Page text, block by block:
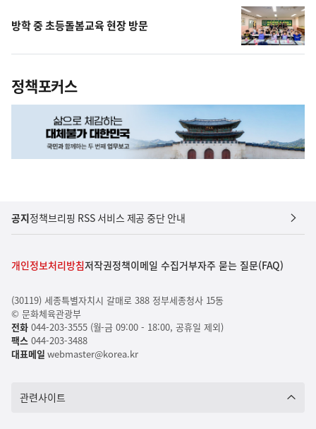
방학 중 초등돌봄교육 현장 방문
정책포커스
공지정책브리핑 RSS 서비스 제공 중단 안내
개인정보처리방침저작권정책이메일 수집거부자주 묻는 질문(FAQ)
(30119) 세종특별자치시 갈매로 388 정부세종청사 15동
© 문화체육관광부
전화044-203-3555 (월-금 09:00 - 18:00, 공휴일 제외)
팩스044-203-3488
대표메일 webmaster@korea.kr
관련사이트